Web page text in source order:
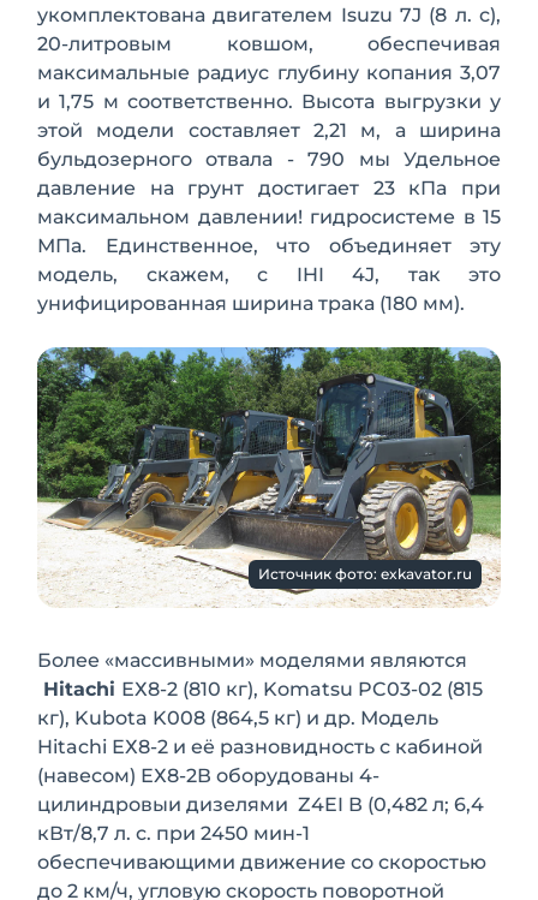
укомплектована двигателем Isuzu 7J (8 л. с),
20-литровым ковшом, обеспечивая
максимальные радиус глубину копания 3,07
и 1,75 м соответственно. Высота выгрузки у
этой модели составляет 2,21 м, а ширина
бульдозерного отвала - 790 мы Удельное
давление на грунт достигает 23 кПа при
максимальном давлении! гидросистеме в 15
МПа. Единствен­ное, что объединяет эту
модель, скажем, с IHI 4J, так это
унифицирован­ная ширина трака (180 мм).
Источник фото: exkavator.ru
Более «массивными» моделями явля­ются
Hitachi ЕХ8-2 (810 кг), Komatsu PC03-02 (815
кг), Kubota K008 (864,5 кг) и др. Модель
Hitachi ЕХ8-2 и её разновидность с кабиной
(навесом) ЕХ8-2В оборудованы 4-
цилиндровыи дизелями Z4EI В (0,482 л; 6,4
кВт/8,7 л. с. при 2450 мин-1
обеспечивающими движение со скоростью
до 2 км/ч, угловую скорость поворотной